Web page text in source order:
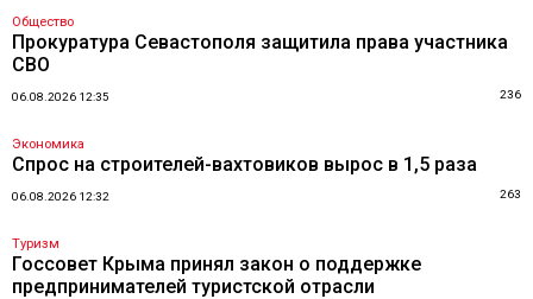
Общество
Прокуратура Севастополя защитила права участника
СВО
06.08.2026 12:35 236
Экономика
Спрос на строителей-вахтовиков вырос в 1,5 раза
06.08.2026 12:32 263
Туризм
Госсовет Крыма принял закон о поддержке
предпринимателей туристской отрасли